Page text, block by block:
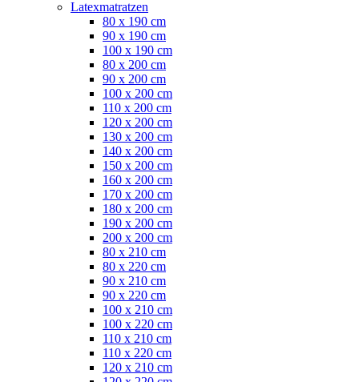
Latexmatratzen
80 x 190 cm
90 x 190 cm
100 x 190 cm
80 x 200 cm
90 x 200 cm
100 x 200 cm
110 x 200 cm
120 x 200 cm
130 x 200 cm
140 x 200 cm
150 x 200 cm
160 x 200 cm
170 x 200 cm
180 x 200 cm
190 x 200 cm
200 x 200 cm
80 x 210 cm
80 x 220 cm
90 x 210 cm
90 x 220 cm
100 x 210 cm
100 x 220 cm
110 x 210 cm
110 x 220 cm
120 x 210 cm